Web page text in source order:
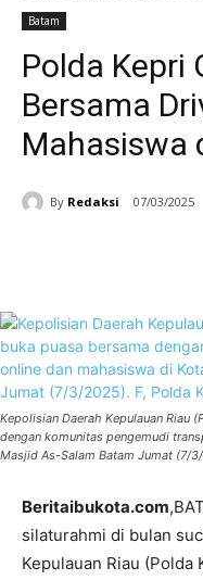
Batam
Polda Kepri
Bersama
Mahasiswa
By Redaksi 07/03/2025
Kepolisian Daerah Kepulauan Riau
dengan komunitas pengemudi
Masjid As-Salam Batam Jumat (7/
Beritaibukota.com
silaturahmi di bulan
Kepulauan Riau